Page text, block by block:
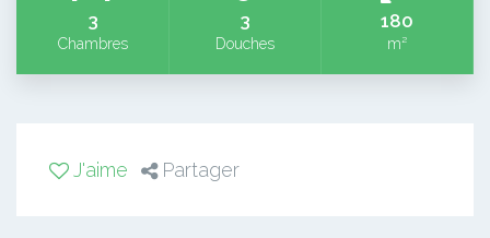
3
Chambres
3
Douches
180
m²
J'aime Partager